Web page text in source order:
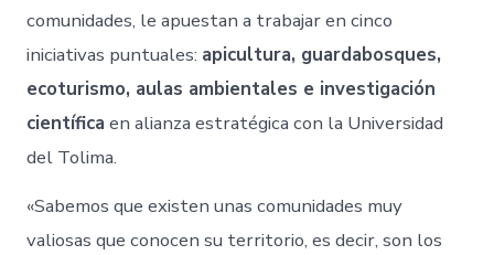
comunidades, le apuestan a trabajar en cinco
iniciativas puntuales: apicultura, guardabosques,
ecoturismo, aulas ambientales e investigación
científica en alianza estratégica con la Universidad
del Tolima.
«Sabemos que existen unas comunidades muy
valiosas que conocen su territorio, es decir, son los